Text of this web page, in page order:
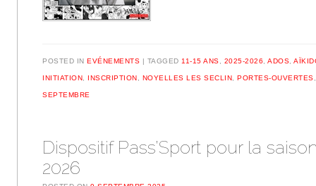
POSTED INEVÉNEMENTS TAGGED 11-15 ANS 2025-2026 ,ADOS ,
INITIATION INSCRIPTION NOYELLES LES SECLIN ,PORTES-OUVERTES
SEPTEMBRE
Dispositif Pass’Sport pour la
2026